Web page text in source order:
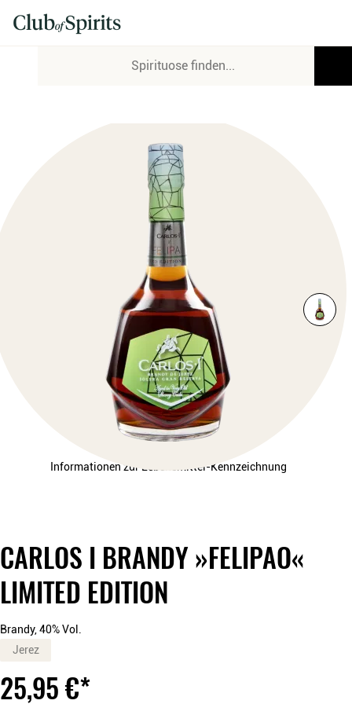
Informationen zur Lebensmittel-Kennzeichnung
CARLOS I BRANDY »FELIPAO«
LIMITED EDITION
Brandy, 40% Vol.
Jerez
25,95€*